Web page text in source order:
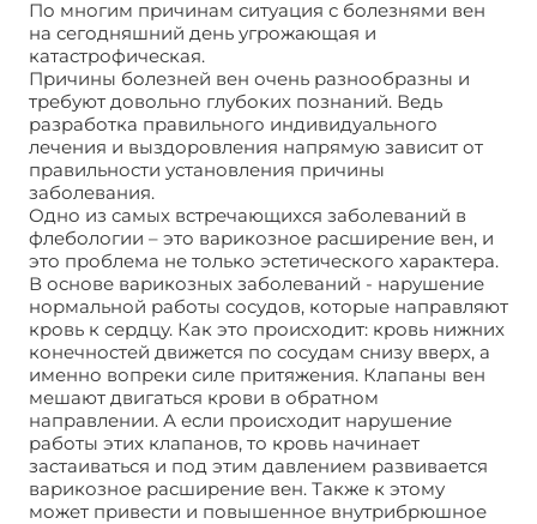
По многим причинам ситуация с болезнями вен
на сегодняшний день угрожающая и
катастрофическая.
Причины болезней вен очень разнообразны и
требуют довольно глубоких познаний. Ведь
разработка правильного индивидуального
лечения и выздоровления напрямую зависит от
правильности установления причины
заболевания.
Одно из самых встречающихся заболеваний в
флебологии – это варикозное расширение вен, и
это проблема не только эстетического характера.
В основе варикозных заболеваний - нарушение
нормальной работы сосудов, которые направляют
кровь к сердцу. Как это происходит: кровь нижних
конечностей движется по сосудам снизу вверх, а
именно вопреки силе притяжения. Клапаны вен
мешают двигаться крови в обратном
направлении. А если происходит нарушение
работы этих клапанов, то кровь начинает
застаиваться и под этим давлением развивается
варикозное расширение вен. Также к этому
может привести и повышенное внутрибрюшное